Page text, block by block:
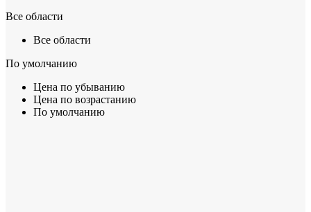
Все области
Все области
По умолчанию
Цена по убыванию
Цена по возрастанию
По умолчанию